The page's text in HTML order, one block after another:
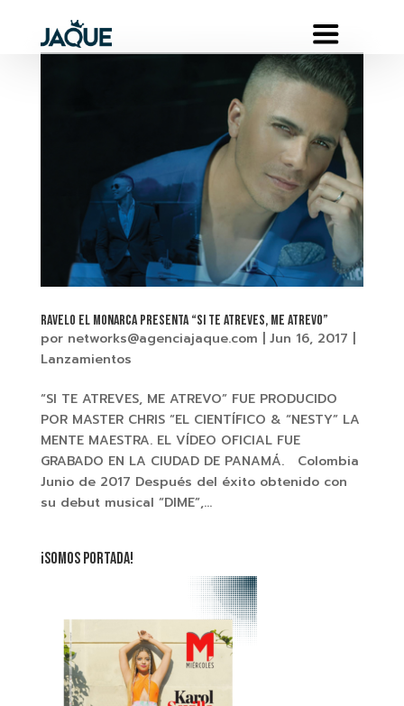
RAVELO EL MONARCA presenta “SI TE ATREVES, ME ATREVO”
por networks@agenciajaque.com Jun 16, 2017
Lanzamientos
“SI TE ATREVES, ME ATREVO” FUE PRODUCIDO
POR MASTER CHRIS “EL CIENTÍFICO & “NESTY” LA
MENTE MAESTRA. EL VÍDEO OFICIAL FUE
GRABADO EN LA CIUDAD DE PANAMÁ. Colombia
Junio de 2017 Después del éxito obtenido con
su debut musical “DIME”,...
¡SOMOS PORTADA!